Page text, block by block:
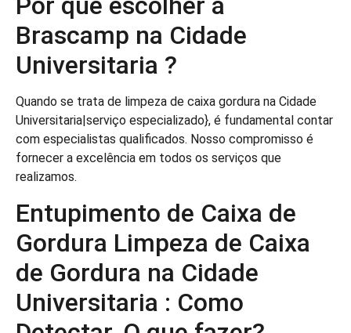
Brascamp na Cidade
Universitaria ?
Quando se trata de limpeza de caixa gordura na Cidade
Universitaria|serviço especializado}, é fundamental contar
com especialistas qualificados. Nosso compromisso é
fornecer a excelência em todos os serviços que
realizamos.
Entupimento de Caixa de
Gordura Limpeza de Caixa
de Gordura na Cidade
Universitaria : Como